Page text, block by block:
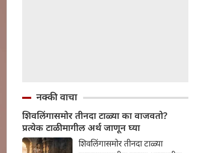
नक्की वाचा
शिवलिंगासमोर तीनदा टाळ्या का वाजवतो?
प्रत्येक टाळीमागील अर्थ जाणून घ्या
शिवलिंगासमोर तीनदा टाळ्या